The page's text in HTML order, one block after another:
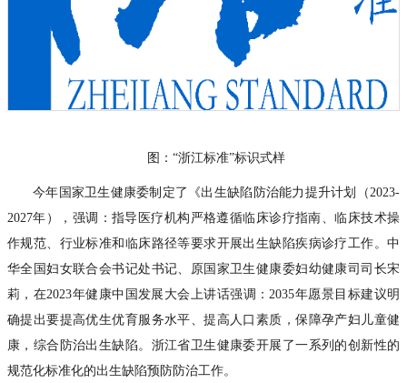
图：“浙江标准”标识式样
今年国家卫生健康委制定了《出生缺陷防治能力提升计划（2023-
2027年），强调：指导医疗机构严格遵循临床诊疗指南、临床技术操
作规范、行业标准和临床路径等要求开展出生缺陷疾病诊疗工作。中
华全国妇女联合会书记处书记、原国家卫生健康委妇幼健康司司长宋
莉，在2023年健康中国发展大会上讲话强调：2035年愿景目标建议明
确提出要提高优生优育服务水平、提高人口素质，保障孕产妇儿童健
康，综合防治出生缺陷。浙江省卫生健康委开展了一系列的创新性的
规范化标准化的出生缺陷预防防治工作。